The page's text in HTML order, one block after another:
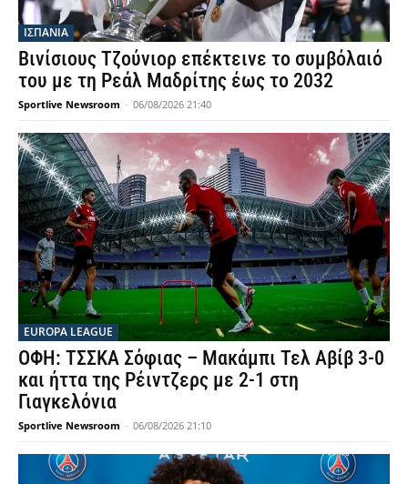
ΙΣΠΑΝΙΑ
Βινίσιους Τζούνιορ επέκτεινε το συμβόλαιό
του με τη Ρεάλ Μαδρίτης έως το 2032
Sportlive Newsroom - 06/08/2026 21:40
EUROPA LEAGUE
ΟΦΗ: ΤΣΣΚΑ Σόφιας – Μακάμπι Τελ Αβίβ 3-0
και ήττα της Ρέιντζερς με 2-1 στη
Γιαγκελόνια
Sportlive Newsroom - 06/08/2026 21:10